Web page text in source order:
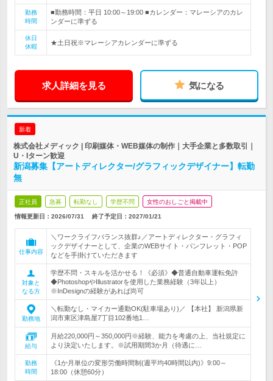
勤務
時間
■勤務時間：平日 10:00～19:00 ■カレンダー：マレーシアのカレ
ンダーに準ずる
休日
休暇
★土日祝※マレーシアカレンダーに準ずる
求人詳細を見る 気になる
新着
株式会社メディック | 印刷媒体・WEB媒体の制作｜大手企業と多数取引｜
U・Iターン歓迎
新潟募集【アートディレクター/グラフィックデザイナー】転勤
無
正社員 急募 転勤なし 学歴不問 女性のおしごと掲載中
情報更新日：2026/07/31 終了予定日： 2027/01/21
仕事内容
＼ワークライフバランス抜群♪／アートディレクター・グラフィ
ックデザイナーとして、企業のWEBサイト・パンフレット・POP
などを手掛けていただきます
対象と
なる方
学歴不問・スキルを活かせる！《必須》◆普通自動車運転免許
◆PhotoshopやIllustratorを使用した業務経験（3年以上）
※InDesignの経験があれば尚可
勤務地
＼転勤なし・マイカー通勤OK(駐車場あり)／ 【本社】 新潟県新
潟市東区津島屋7丁目102番地1…
給与
月給220,000円～350,000円※経験、能力を考慮の上、当社規定に
より決定いたします。※試用期間3か月（待遇に…
勤務
時間
《1か月単位の変形労働時間制(週平均40時間以内)》9:00～
18:00（休憩60分）